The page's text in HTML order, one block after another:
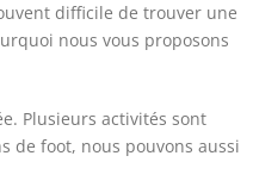
difficile de trouver une
nous vous proposons
Plusieurs activités sont
de foot, nous pouvons aussi